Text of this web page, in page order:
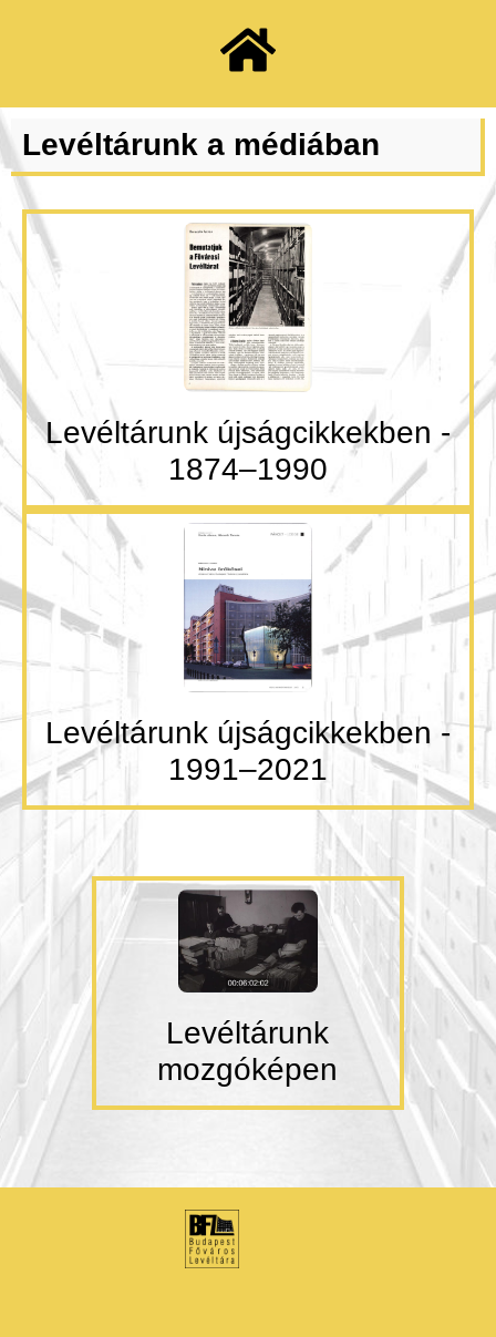
Levéltárunk a médiában
Levéltárunk újságcikkekben -
1874–1990
Levéltárunk újságcikkekben -
1991–2021
Levéltárunk
mozgóképen